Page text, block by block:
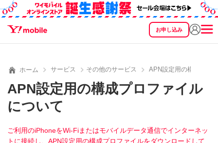
お申し込み
SEARCH
ホーム サービス その他のサービス APN設定用の構成プロ
APN設定用の構成プロファイル
について
ご利用のiPhoneをWi-Fiまたはモバイルデータ通信でインターネッ
トに接続し、APN設定用の構成プロファイルをダウンロードして